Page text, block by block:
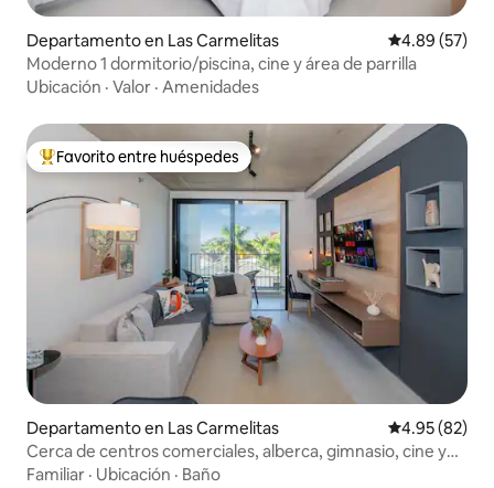
Departamento en Las Carmelitas Calificación
4.89 (57)
Moderno 1 dormitorio/piscina, cine y área de parrilla
Ubicación · Valor · Amenidades
De los mejores en Favorito entre huéspedes
Favorito entre huéspedes
Departamento en Las Carmelitas Calificación
4.95 (82)
Cerca de centros comerciales, alberca, gimnasio, cine y
WiFi de 200 Mbps
Familiar · Ubicación · Baño